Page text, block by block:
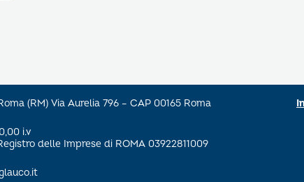
(RM) Via Aurelia 796 – CAP 00165 Roma
i.v
delle Imprese di ROMA 03922811009